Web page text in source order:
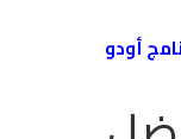
أودو